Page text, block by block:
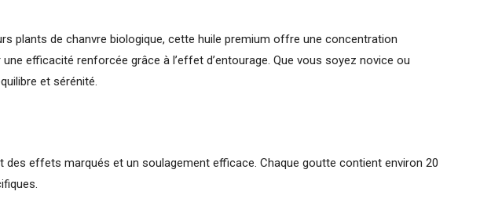
plants de chanvre biologique, cette huile premium offre une concentration
efficacité renforcée grâce à l’effet d’entourage. Que vous soyez novice ou
et sérénité.
effets marqués et un soulagement efficace. Chaque goutte contient environ 20